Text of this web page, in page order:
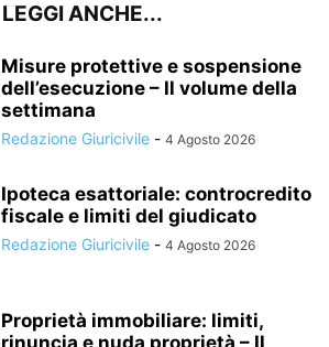
LEGGI ANCHE...
Misure protettive e sospensione
dell’esecuzione – Il volume della
settimana
Redazione Giuricivile - 4 Agosto 2026
Ipoteca esattoriale: controcredito
fiscale e limiti del giudicato
Redazione Giuricivile - 4 Agosto 2026
Proprietà immobiliare: limiti,
rinuncia e nuda proprietà – Il